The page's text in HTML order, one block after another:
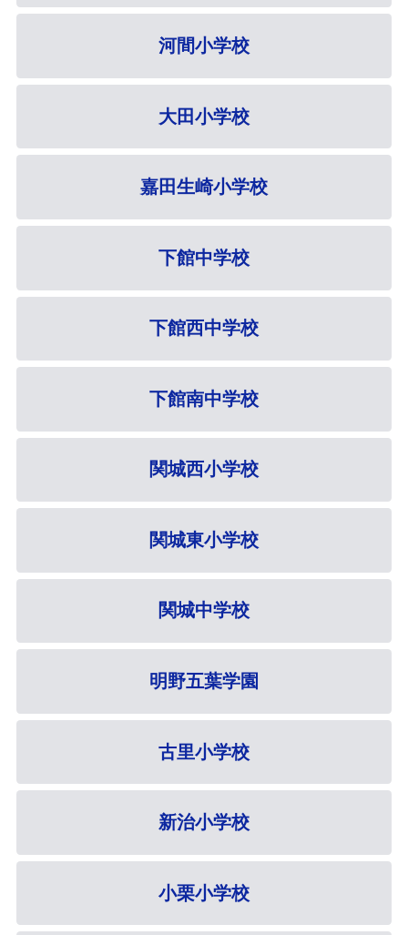
河間小学校
大田小学校
嘉田生崎小学校
下館中学校
下館西中学校
下館南中学校
関城西小学校
関城東小学校
関城中学校
明野五葉学園
古里小学校
新治小学校
小栗小学校